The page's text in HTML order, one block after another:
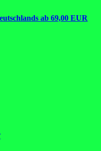
ab 69,00 EUR